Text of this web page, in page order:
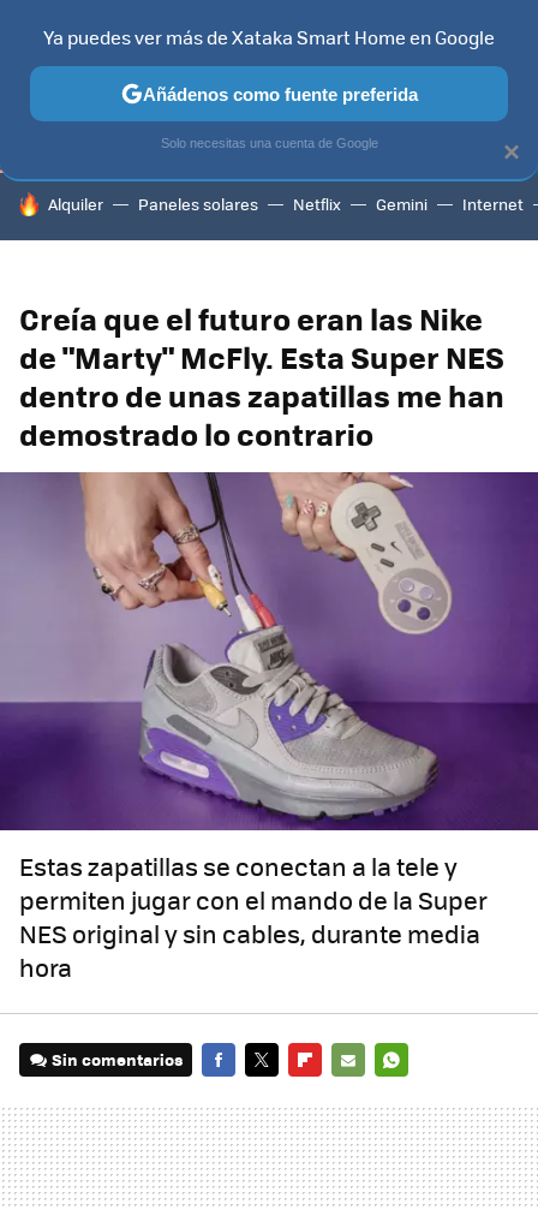
TELEVISORES CONTENIDOS SMART TV SELECCIÓN
HOY SE HABLA DE
Alquiler Paneles solares Netflix Gemini Internet
Creía que el futuro eran las Nike
de "Marty" McFly. Esta Super NES
dentro de unas zapatillas me han
demostrado lo contrario
Estas zapatillas se conectan a la tele y
permiten jugar con el mando de la Super
NES original y sin cables, durante media
hora
Sin comentarios
MAIL
×
Ya puedes ver más de Xataka Smart Home en Google
Añádenos como fuente preferida
Solo necesitas una cuenta de Google